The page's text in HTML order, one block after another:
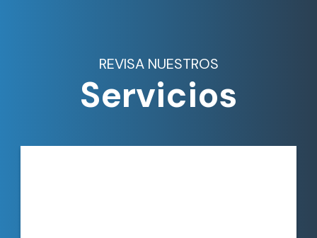
REVISA NUESTROS
Servicios